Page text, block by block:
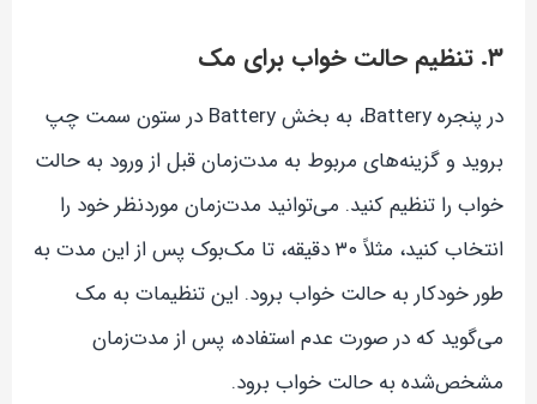
۳. تنظیم حالت خواب برای مک
در پنجره Battery، به بخش Battery در ستون سمت چپ
بروید و گزینه‌های مربوط به مدت‌زمان قبل از ورود به حالت
خواب را تنظیم کنید. می‌توانید مدت‌زمان موردنظر خود را
انتخاب کنید، مثلاً ۳۰ دقیقه، تا مک‌بوک پس از این مدت به
طور خودکار به حالت خواب برود. این تنظیمات به مک
می‌گوید که در صورت عدم استفاده، پس از مدت‌زمان
مشخص‌شده به حالت خواب برود.